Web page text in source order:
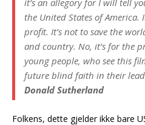
the United States of America.
profit. It’s not to save the
and country. No, it’s for the
young people, who see this
future blind faith in their
Donald Sutherland
Folkens, dette gjelder ikke bare